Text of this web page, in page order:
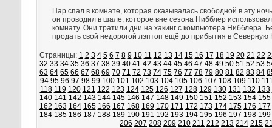
Пар спал в комнате, которая оказывалась свободной в эту
он проводил в шале, которое вне сезона Нибблер
комнату. Они тратили дни на хакинг с компьютера Нибблера.
продать свой недорогой лэптоп ещё до прибытия в Северную
Страницы: 1 2 3 4 5 6 7 8 9 10 11 12 13 14 15 16 17 18 19 20 21 22
32 33 34 35 36 37 38 39 40 41 42 43 44 45 46 47 48 49 50 51 52 53
63 64 65 66 67 68 69 70 71 72 73 74 75 76 77 78 79 80 81 82 83 84
94 95 96 97 98 99 100 101 102 103 104 105 106 107 108 109 110
118 119 120 121 122 123 124 125 126 127 128 129 130 131 132 133
140 141 142 143 144 145 146 147 148 149 150 151 152 153 154 155
162 163 164 165 166 167 168 169 170 171 172 173 174 175 176 177
184 185 186 187 188 189 190 191 192 193 194 195 196 197 198 199
206 207 208 209 210 211 212 213 214 215